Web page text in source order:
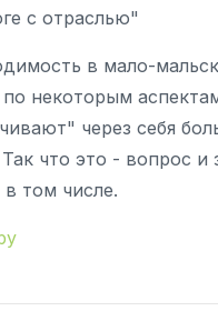
с отраслью"
в мало-
некоторым
через себя
что это - вопрос и
том числе.